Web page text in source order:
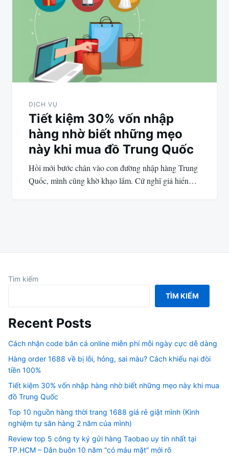
DỊCH VỤ
Tiết kiệm 30% vốn nhập
hàng nhờ biết những mẹo
này khi mua đồ Trung Quốc
Hồi mới bước chân vào con đường nhập hàng Trung
Quốc, mình cũng khờ khạo lắm. Cứ nghĩ giá hiển…
Tìm kiếm
TÌM KIẾM
Recent Posts
Cách nhận code bắn cá online miễn phí mỗi ngày cực dễ dàng
Hàng order 1688 về bị lỗi, hỏng, sai màu? Cách khiếu nại đòi
tiền 100%
Tiết kiệm 30% vốn nhập hàng nhờ biết những mẹo này khi mua
đồ Trung Quốc
Top 10 nguồn hàng thời trang 1688 giá rẻ giật mình (Kinh
nghiệm tự săn hàng 2 năm của mình)
Review top 5 công ty ký gửi hàng Taobao uy tín nhất tại
TP.HCM – Dân buôn 10 năm “có máu mặt” mới rõ